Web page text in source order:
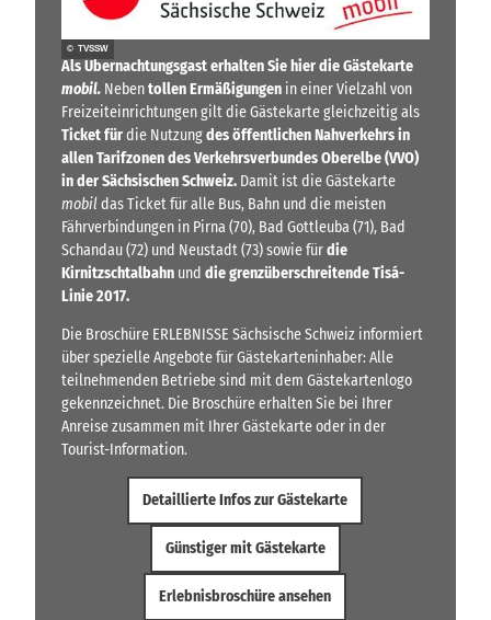
© TVSSW
Als Übernachtungsgast erhalten Sie hier die Gästekarte
mobil. Nebentollen Ermäßigungen in einer Vielzahl von
Freizeiteinrichtungen gilt die Gästekarte gleichzeitig als
Ticket fürdie Nutzungdes öffentlichen Nahverkehrs in
allen Tarifzonen des Verkehrsverbundes Oberelbe (VVO)
in der Sächsischen Schweiz. Damit ist die Gästekarte
mobildas Ticket für alle Bus, Bahn und die meisten
Fährverbindungen in Pirna (70), Bad Gottleuba (71), Bad
Schandau (72) und Neustadt (73) sowie fürdie
Kirnitzschtalbahn und die grenzüberschreitende Tisá-
Linie 2017.
Die Broschüre ERLEBNISSE Sächsische Schweiz informiert
über spezielle Angebote für Gästekarteninhaber: Alle
teilnehmenden Betriebe sind mit dem Gästekartenlogo
gekennzeichnet. Die Broschüre erhalten Sie bei Ihrer
Anreise zusammen mit Ihrer Gästekarte oder in der
Tourist-Information.
Detaillierte Infos zur Gästekarte
Günstiger mit Gästekarte
Erlebnisbroschüre ansehen